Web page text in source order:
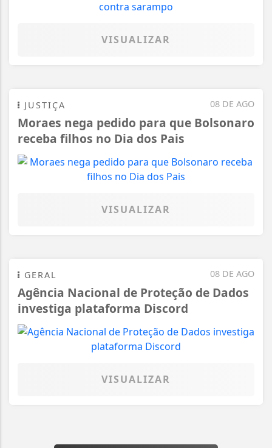
VISUALIZAR
08 DE AGO
JUSTIÇA
Moraes nega pedido para que Bolsonaro
receba filhos no Dia dos Pais
VISUALIZAR
08 DE AGO
GERAL
Agência Nacional de Proteção de Dados
investiga plataforma Discord
VISUALIZAR